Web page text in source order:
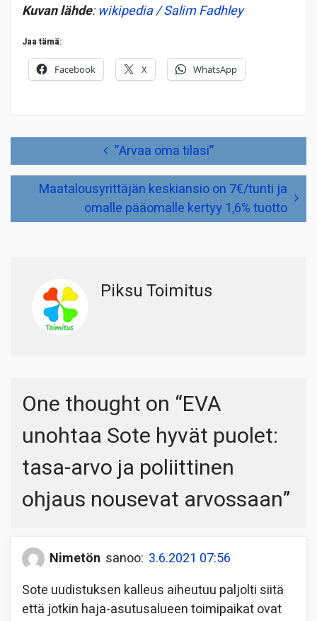
Kuvan lähde:wikipedia / Salim Fadhley
Jaa tämä:
Facebook X WhatsApp
”Arvaa oma tilasi”
Maatalousyrittäjän keskiansio on 7€/tunti ja
omalle pääomalle kertyy 1,6% tuotto
Piksu Toimitus
One thought on “EVA
unohtaa Sote hyvät puolet:
tasa-arvo ja poliittinen
ohjaus nousevat arvossaan”
Nimetön sanoo: 3.6.2021 07:56
Sote uudistuksen kalleus aiheutuu paljolti siitä
että jotkin haja-asutusalueen toimipaikat ovat